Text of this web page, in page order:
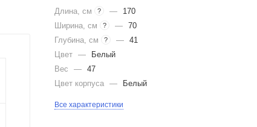
Длина, см ? —
170
Ширина, см
? — 70
Глубина, см
? — 41
Цвет —
Белый
Вес
— 47
Цвет корпуса — Белый
Все характеристики